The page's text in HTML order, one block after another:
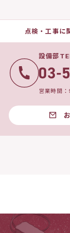
点検・工事に
設備部
営業時間